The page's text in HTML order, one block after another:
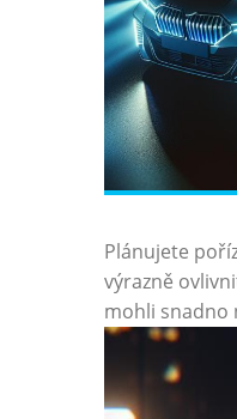
Plánujete
výrazně
mohli snadno